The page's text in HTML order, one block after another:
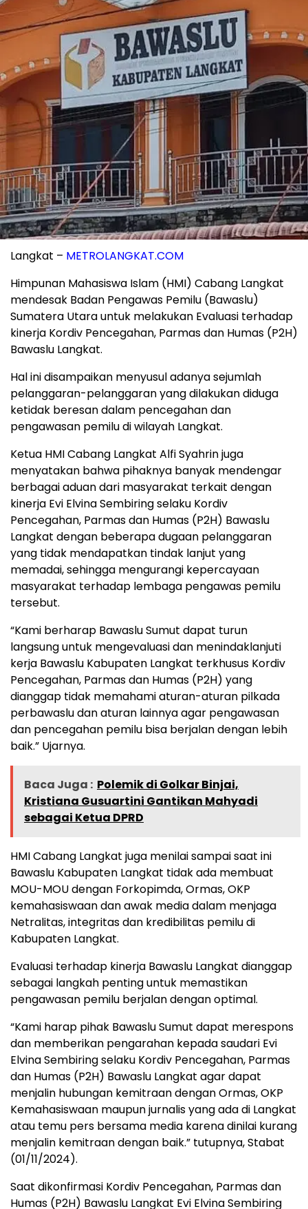
Langkat – METROLANGKAT.COM
Himpunan Mahasiswa Islam (HMI) Cabang Langkat
mendesak Badan Pengawas Pemilu (Bawaslu)
Sumatera Utara untuk melakukan Evaluasi terhadap
kinerja Kordiv Pencegahan, Parmas dan Humas (P2H)
Bawaslu Langkat.
Hal ini disampaikan menyusul adanya sejumlah
pelanggaran-pelanggaran yang dilakukan diduga
ketidak beresan dalam pencegahan dan
pengawasan pemilu di wilayah Langkat.
Ketua HMI Cabang Langkat Alfi Syahrin juga
menyatakan bahwa pihaknya banyak mendengar
berbagai aduan dari masyarakat terkait dengan
kinerja Evi Elvina Sembiring selaku Kordiv
Pencegahan, Parmas dan Humas (P2H) Bawaslu
Langkat dengan beberapa dugaan pelanggaran
yang tidak mendapatkan tindak lanjut yang
memadai, sehingga mengurangi kepercayaan
masyarakat terhadap lembaga pengawas pemilu
tersebut.
“Kami berharap Bawaslu Sumut dapat turun
langsung untuk mengevaluasi dan menindaklanjuti
kerja Bawaslu Kabupaten Langkat terkhusus Kordiv
Pencegahan, Parmas dan Humas (P2H) yang
dianggap tidak memahami aturan-aturan pilkada
perbawaslu dan aturan lainnya agar pengawasan
dan pencegahan pemilu bisa berjalan dengan lebih
baik.” Ujarnya.
Baca Juga : Polemik di Golkar Binjai,
Kristiana Gusuartini Gantikan Mahyadi
sebagai Ketua DPRD
HMI Cabang Langkat juga menilai sampai saat ini
Bawaslu Kabupaten Langkat tidak ada membuat
MOU-MOU dengan Forkopimda, Ormas, OKP
kemahasiswaan dan awak media dalam menjaga
Netralitas, integritas dan kredibilitas pemilu di
Kabupaten Langkat.
Evaluasi terhadap kinerja Bawaslu Langkat dianggap
sebagai langkah penting untuk memastikan
pengawasan pemilu berjalan dengan optimal.
“Kami harap pihak Bawaslu Sumut dapat merespons
dan memberikan pengarahan kepada saudari Evi
Elvina Sembiring selaku Kordiv Pencegahan, Parmas
dan Humas (P2H) Bawaslu Langkat agar dapat
menjalin hubungan kemitraan dengan Ormas, OKP
Kemahasiswaan maupun jurnalis yang ada di Langkat
atau temu pers bersama media karena dinilai kurang
menjalin kemitraan dengan baik.” tutupnya, Stabat
(01/11/2024).
Saat dikonfirmasi Kordiv Pencegahan, Parmas dan
Humas (P2H) Bawaslu Langkat Evi Elvina Sembiring